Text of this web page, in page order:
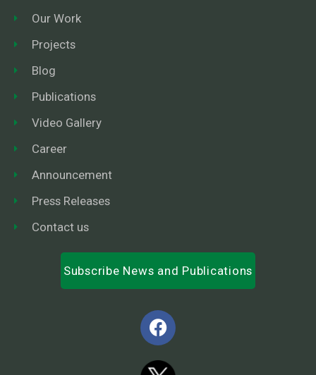
Our Work
Projects
Blog
Publications
Video Gallery
Career
Announcement
Press Releases
Contact us
Subscribe News and Publications